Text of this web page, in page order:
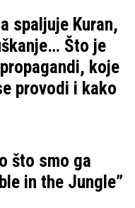
spaljuje Kuran,
Što je
koje
provodi i kako
što smo ga
in the Jungle”